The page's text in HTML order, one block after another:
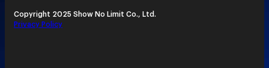
Copyright 2025 Show No Limit Co., Ltd.
Privacy Policy